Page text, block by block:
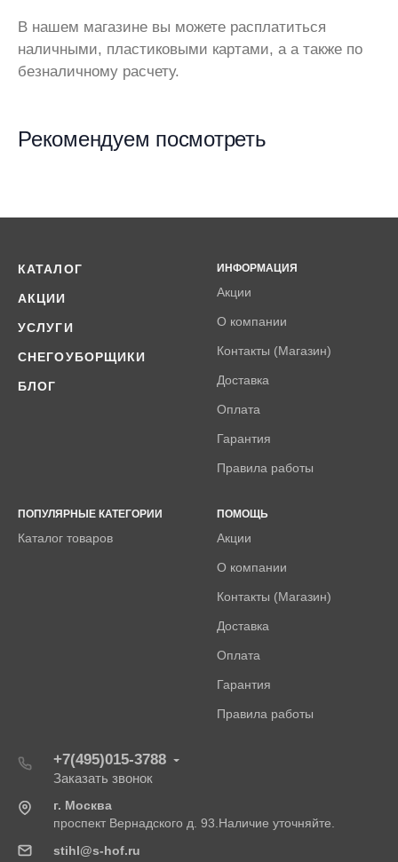
В нашем магазине вы можете расплатиться
наличными, пластиковыми картами, а а также по
безналичному расчету.
Рекомендуем посмотреть
КАТАЛОГ
АКЦИИ
УСЛУГИ
СНЕГОУБОРЩИКИ
БЛОГ
ИНФОРМАЦИЯ
Акции
О компании
Контакты (Магазин)
Доставка
Оплата
Гарантия
Правила работы
ПОПУЛЯРНЫЕ КАТЕГОРИИ
Каталог товаров
ПОМОЩЬ
Акции
О компании
Контакты (Магазин)
Доставка
Оплата
Гарантия
Правила работы
+7(495)015-3788
Заказать звонок
г. Москва
проспект Вернадского д. 93.Наличие уточняйте.
stihl@s-hof.ru